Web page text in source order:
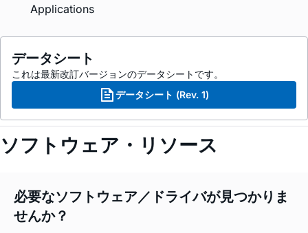
Applications
データシート
これは最新改訂バージョンのデータシートです。
データシート (Rev. 1)
ソフトウェア・リソース
必要なソフトウェア／ドライバが見つかりま
せんか？